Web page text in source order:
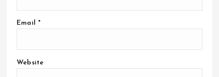
Email *
Website